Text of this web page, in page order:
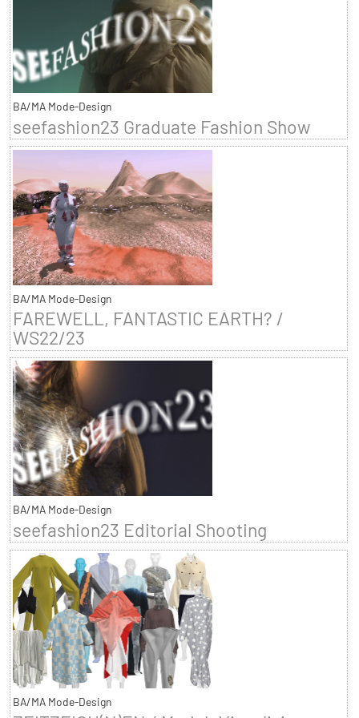
BA/MA Mode-Design
seefashion23 Graduate Fashion Show
BA/MA Mode-Design
FAREWELL, FANTASTIC EARTH? /
WS22/23
BA/MA Mode-Design
seefashion23 Editorial Shooting
BA/MA Mode-Design